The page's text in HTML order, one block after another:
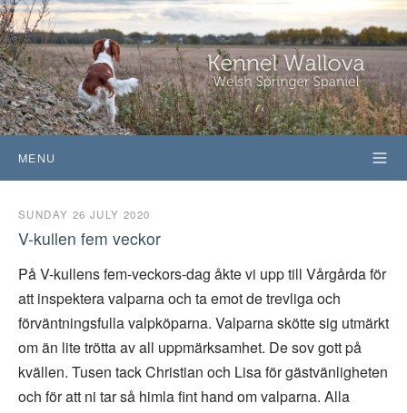
MENU
SUNDAY 26 JULY 2020
V-kullen fem veckor
På V-kullens fem-veckors-dag åkte vi upp till Vårgårda för
att inspektera valparna och ta emot de trevliga och
förväntningsfulla valpköparna. Valparna skötte sig utmärkt
om än lite trötta av all uppmärksamhet. De sov gott på
kvällen. Tusen tack Christian och Lisa för gästvänligheten
och för att ni tar så himla fint hand om valparna. Alla